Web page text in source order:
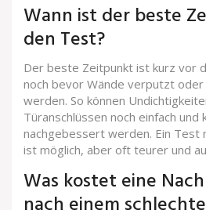
Wann ist der beste
den Test?
Der beste Zeitpunkt ist kurz vor
noch bevor Wände verputzt
werden. So können
Türanschlüssen noch einfach und
nachgebessert werden. Ein Test
ist möglich, aber oft teurer und
Was kostet eine